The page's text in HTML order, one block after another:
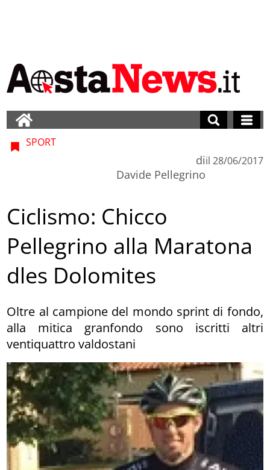
SPORT
di
Davide Pellegrino
il 28/06/2017
Ciclismo: Chicco
Pellegrino alla Maratona
dles Dolomites
Oltre al campione del mondo sprint di fondo,
alla mitica granfondo sono iscritti altri
ventiquattro valdostani